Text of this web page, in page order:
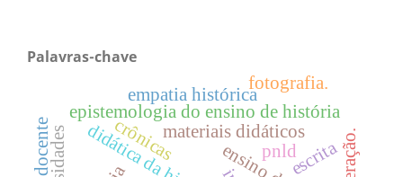
Palavras-chave
epistemologia do ensino de história
crônicasmateriais didáticos
empatia histórica
pnldescrita
fotografia.